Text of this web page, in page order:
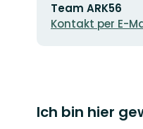
Mail-
Adresse
Team ARK56
Kontakt per E-
Ich bin hier